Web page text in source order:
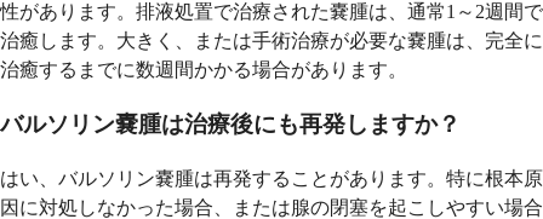
性があります。排液処置で治療された嚢腫は、通常1～2週間で
治癒します。大きく、または手術治療が必要な嚢腫は、完全に
治癒するまでに数週間かかる場合があります。
バルソリン嚢腫は治療後にも再発しますか？
はい、バルソリン嚢腫は再発することがあります。特に根本原
因に対処しなかった場合、または腺の閉塞を起こしやすい場合